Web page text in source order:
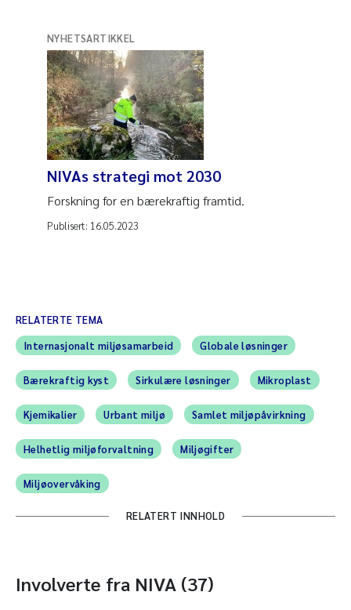
NYHETSARTIKKEL
NIVAs strategi mot 2030
Forskning for en bærekraftig framtid.
Publisert: 16.05.2023
RELATERTE TEMA
Internasjonalt miljøsamarbeid
Globale løsninger
Bærekraftig kyst Sirkulære løsninger Mikroplast
Kjemikalier Urbant miljø Samlet miljøpåvirkning
Helhetlig miljøforvaltning Miljøgifter
Miljøovervåking
RELATERT INNHOLD
Involverte fra NIVA (37)